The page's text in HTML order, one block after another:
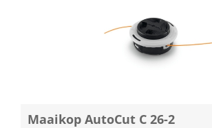
Maaikop AutoCut C 26-2